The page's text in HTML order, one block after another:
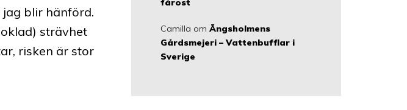
blir hänförd.
strävhet
risken är stor
fårost
Camilla om Ängsholmens
Gårdsmejeri – Vattenbufflar i
Sverige